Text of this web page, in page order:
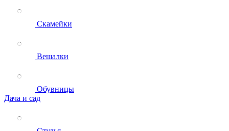
Скамейки
Вешалки
Обувницы
Дача и сад